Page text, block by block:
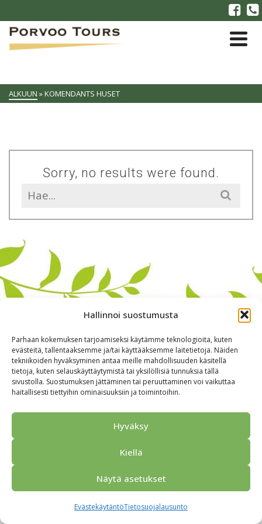
Hallinnoi suostumusta
Parhaan kokemuksen tarjoamiseksi käytämme teknologioita, kuten
evästeitä, tallentaaksemme ja/tai käyttääksemme laitetietoja. Näiden
tekniikoiden hyväksyminen antaa meille mahdollisuuden käsitellä
tietoja, kuten selauskäyttäytymistä tai yksilöllisiä tunnuksia tällä
sivustolla. Suostumuksen jättäminen tai peruuttaminen voi vaikuttaa
haitallisesti tiettyihin ominaisuuksiin ja toimintoihin.
Hyväksy
Kiellä
Näytä asetukset
EvästekäytäntöTietosuojalausunto
ALKUUN »KOMENDANTS HUSET
Sorry, no results were found.
Search
for:
Alkuun Ryhmille Kokous & Ohjelmat
Yhteistyökumppanit
Tarjouspyyntö
Anna palautetta
Tietosuojaseloste
© 2026 Porvoo Tours - matkanjärjestäjä / FPW